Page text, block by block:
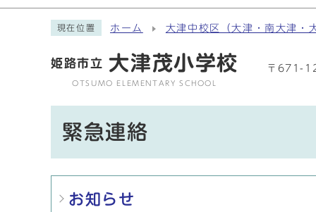
現在位置 ホーム 大津中校区（大津・南大津・
姫路市立 大津茂小学校
OTSUMO ELEMENTARY SCHOOL
〒671-
緊急連絡
メインメニュー
お知らせ